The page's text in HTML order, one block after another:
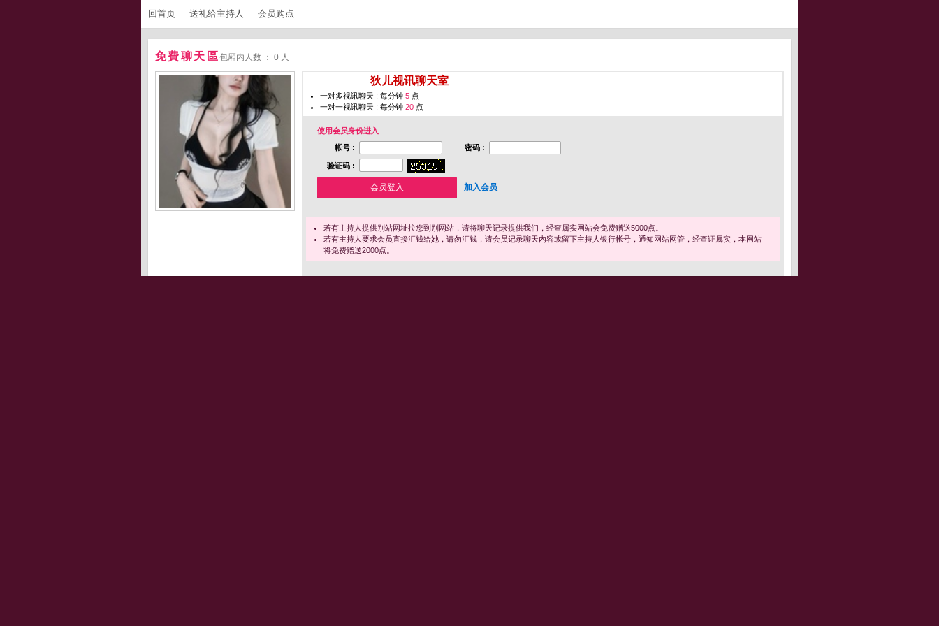
回首页 送礼给主持人 会员购点
免費聊天區包厢内人数 ： 0 人
狄儿视讯聊天室
一对多视讯聊天 : 每分钟 5 点
一对一视讯聊天 : 每分钟 20 点
使用会员身份进入
帐号 :
密码 :
验证码 :
加入会员
若有主持人提供别站网址拉您到别网站，请将聊天记录提供我们，经查属实网站会免费赠送5000点。
若有主持人要求会员直接汇钱给她，请勿汇钱，请会员记录聊天内容或留下主持人银行帐号，通知网站网管，经查证属实，本网站
将免费赠送2000点。